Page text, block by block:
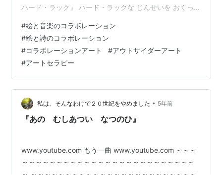
ハード・ラック』 ハード・ラックな じんせいを おくっ
でも ハード・タイムな じだいに うまれてしまった あな
たにグッド・ラックを おくりますことばだけでも おくれ
るものは ことばだけでもくちで いってる わけじゃない
たましいを つかって いいましょう いま ダブル・トラブ
ルの なかに いる あなたに グッド・ラックを …
#絵と音楽のコラボレーション
#絵と詩のコラボレーション
#コラボレーションアート #アウトサイダーアート
#アートセラピー
私は、そんなわけで２０世紀をやめました • 5年前
『あの むしあつい なつのひ』